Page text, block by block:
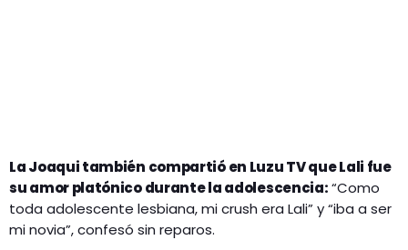
La Joaqui también compartió en Luzu TV que Lali fue
su amor platónico durante la adolescencia:“Como
toda adolescente lesbiana, mi crush era Lali” y “iba a ser
mi novia”, confesó sin reparos.